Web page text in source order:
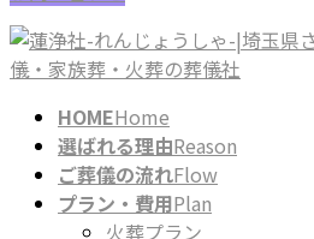
動
に
移
動
HOMEHome
選ばれる理由Reason
ご葬儀の流れFlow
プラン・費用Plan
火葬プラン